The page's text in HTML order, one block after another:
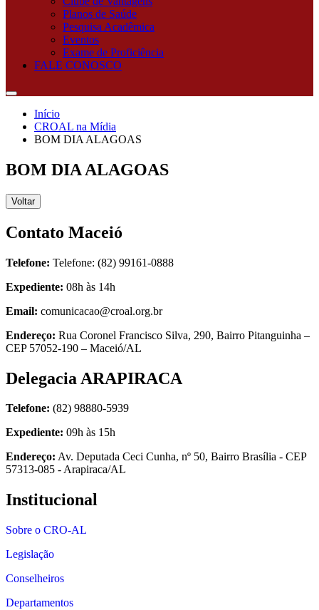
Planos de Saúde
Pesquisa Acadêmica
Eventos
Exame de Proficiência
FALE CONOSCO
Início
CROAL na Mídia
BOM DIA ALAGOAS
BOM DIA ALAGOAS
Voltar
Contato Maceió
Telefone: Telefone: (82) 99161-0888
Expediente: 08h às 14h
Email: comunicacao@croal.org.br
Endereço: Rua Coronel Francisco Silva, 290, Bairro Pitanguinha –
CEP 57052-190 – Maceió/AL
Delegacia ARAPIRACA
Telefone: (82) 98880-5939
Expediente: 09h às 15h
Endereço: Av. Deputada Ceci Cunha, nº 50, Bairro Brasília - CEP
57313-085 - Arapiraca/AL
Institucional
Sobre o CRO-AL
Legislação
Conselheiros
Departamentos